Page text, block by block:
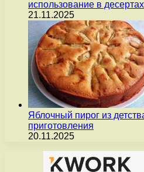
использование в десертах
21.11.2025
Яблочный пирог из
приготовления
20.11.2025